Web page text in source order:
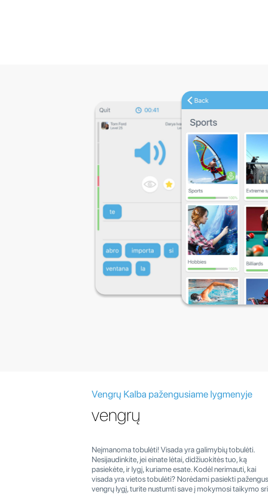
Vengrų Kalba pažengusiame lygmenyje
vengrų
Neįmanoma tobulėti! Visada yra galimybių tobulėti.
Nesijaudinkite, jei einate lėtai, didžiuokitės tuo, ką
pasiekėte, ir lygį, kuriame esate. Kodėl nerimauti, kai
visada yra vietos tobulėti? Norėdami pasiekti
vengrų lygį, turite nustumti save į mokymosi taikymo